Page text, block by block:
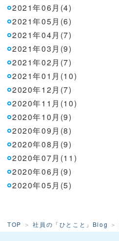
2021年06月(4)
2021年05月(6)
2021年04月(7)
2021年03月(9)
2021年02月(7)
2021年01月(10)
2020年12月(7)
2020年11月(10)
2020年10月(9)
2020年09月(8)
2020年08月(9)
2020年07月(11)
2020年06月(9)
2020年05月(5)
TOP 社員の「ひとこと」Blog